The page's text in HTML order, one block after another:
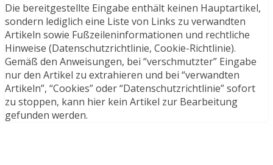
Die bereitgestellte Eingabe enthält keinen Hauptartikel,
sondern lediglich eine Liste von Links zu verwandten
Artikeln sowie Fußzeileninformationen und rechtliche
Hinweise (Datenschutzrichtlinie, Cookie-Richtlinie).
Gemäß den Anweisungen, bei “verschmutzter” Eingabe
nur den Artikel zu extrahieren und bei “verwandten
Artikeln”, “Cookies” oder “Datenschutzrichtlinie” sofort
zu stoppen, kann hier kein Artikel zur Bearbeitung
gefunden werden.